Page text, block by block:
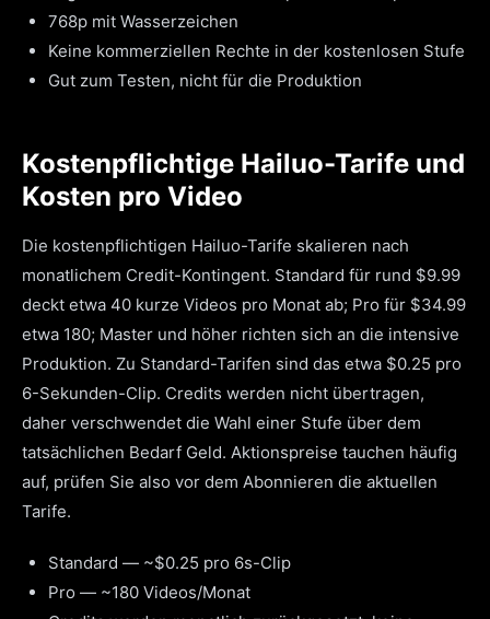
768p mit Wasserzeichen
Keine kommerziellen Rechte in der kostenlosen Stufe
Gut zum Testen, nicht für die Produktion
Kostenpflichtige Hailuo-Tarife und
Kosten pro Video
Die kostenpflichtigen Hailuo-Tarife skalieren nach
monatlichem Credit-Kontingent. Standard für rund $9.99
deckt etwa 40 kurze Videos pro Monat ab; Pro für $34.99
etwa 180; Master und höher richten sich an die intensive
Produktion. Zu Standard-Tarifen sind das etwa $0.25 pro
6-Sekunden-Clip. Credits werden nicht übertragen,
daher verschwendet die Wahl einer Stufe über dem
tatsächlichen Bedarf Geld. Aktionspreise tauchen häufig
auf, prüfen Sie also vor dem Abonnieren die aktuellen
Tarife.
Standard — ~$0.25 pro 6s-Clip
Pro — ~180 Videos/Monat